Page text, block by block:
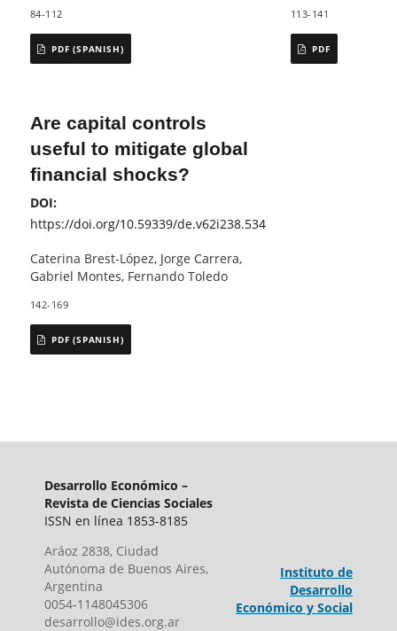
84-112
PDF (SPANISH)
113-141
PDF
Are capital controls
useful to mitigate global
financial shocks?
DOI:
https://doi.org/10.59339/de.v62i238.534
Caterina Brest-López, Jorge Carrera,
Gabriel Montes, Fernando Toledo
142-169
PDF (SPANISH)
Desarrollo Económico –
Revista de Ciencias Sociales
ISSN en línea 1853-8185
Aráoz 2838, Ciudad
Autónoma de Buenos Aires,
Argentina
0054-1148045306
desarrollo@ides.org.ar
Instituto de
Desarrollo
Económico y Social